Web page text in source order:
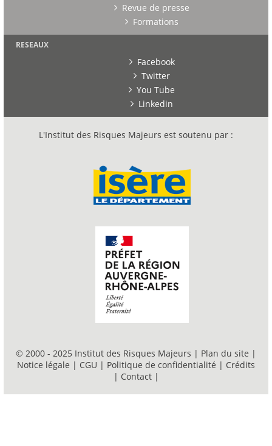
Revue de presse
Formations
RESEAUX
Facebook
Twitter
You Tube
Linkedin
L'Institut des Risques Majeurs est soutenu par :
© 2000 - 2025 Institut des Risques Majeurs | Plan du site |
Notice légale | CGU | Politique de confidentialité | Crédits
| Contact |